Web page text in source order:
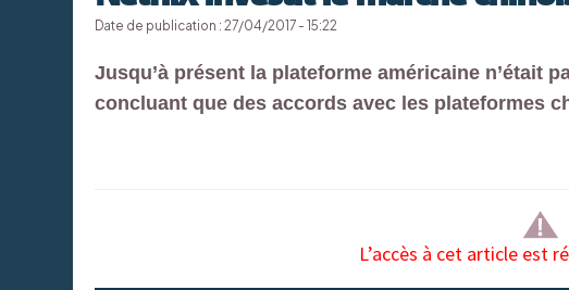
Date de publication : 27/04/2017 - 15:22
Jusqu’à présent la plateforme américaine n’était
concluant que des accords avec les plateformes
L’accès à cet article est